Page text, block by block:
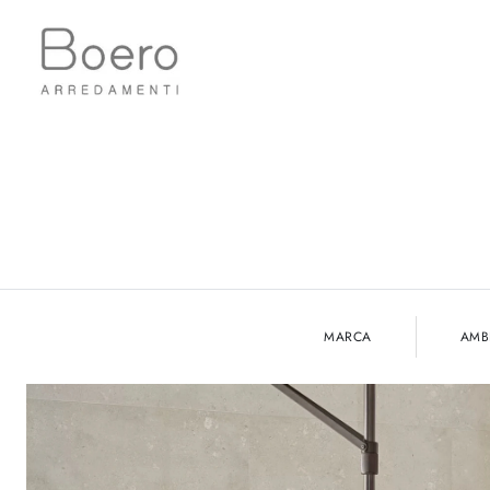
MARCA